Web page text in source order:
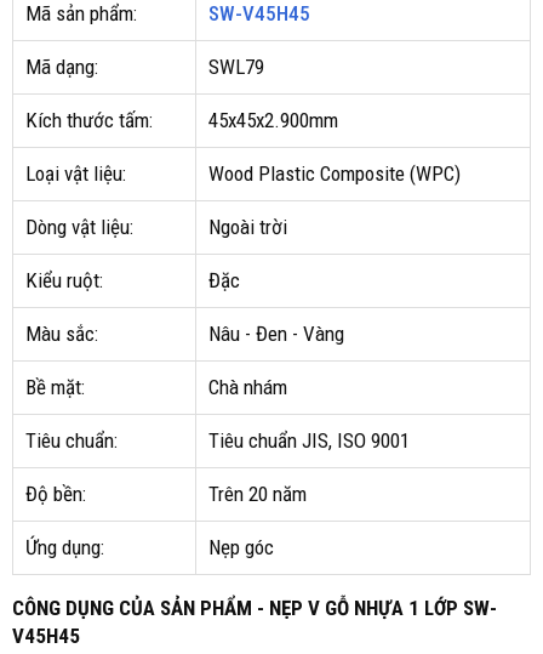
Mã sản phẩm: SW-V45H45
Mã dạng: SWL79
Kích thước tấm: 45x45x2.900mm
Loại vật liệu: Wood Plastic Composite (WPC)
Dòng vật liệu: Ngoài trời
Kiểu ruột: Đặc
Màu sắc: Nâu - Đen - Vàng
Bề mặt: Chà nhám
Tiêu chuẩn: Tiêu chuẩn JIS, ISO 9001
Độ bền: Trên 20 năm
Ứng dụng: Nẹp góc
CÔNG DỤNG CỦA SẢN PHẨM - NẸP V GỖ NHỰA 1 LỚP SW-
V45H45